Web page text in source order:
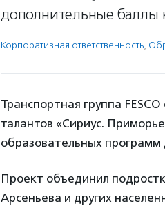
дополнительные баллы
Корпоративная ответственность,
Транспортная группа
талантов «Сириус.
образовательных программ
Проект объединил
Арсеньева и других